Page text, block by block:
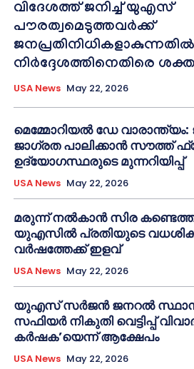
വിദേശത്ത് ജനിച്ച് യുഎസ്
പൗരത്വമെടുത്തവർക്ക്
നിർദ്ദേശത്തിനെതിരെ
USA News May 22, 2026
മെമ്മോറിയൽ ഡേ
ജാഗ്രത പാലിക്കാൻ സൗത്ത്
ഉദ്യോഗസ്ഥരുടെ മുന്നറിയിപ്പ്
USA News May 22, 2026
മരുന്ന് നൽകാൻ സിര
യുഎസിൽ പ്രതിയുടെ
വർഷത്തേക്ക് ഇളവ്
USA News May 22, 2026
യുഎസ് സർജൻ ജനറൽ
സഫിയർ നികുതി വെട്ടിപ്പ്
കർഷക’യെന്ന് ആക്ഷേപം
USA News May 22, 2026